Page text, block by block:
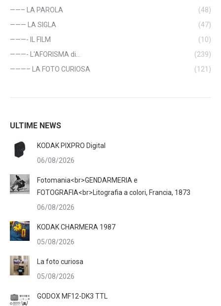
——– LA PAROLA
(48)
——— LA SIGLA
(47)
———- IL FILM
(10)
———- L'AFORISMA di…
(239)
———– LA FOTO CURIOSA
(121)
ULTIME NEWS
KODAK PIXPRO Digital
06/08/2026
Fotomania<br>GENDARMERIA e
FOTOGRAFIA<br>Litografia a colori, Francia, 1873
06/08/2026
KODAK CHARMERA 1987
05/08/2026
La foto curiosa
05/08/2026
GODOX MF12-DK3 TTL